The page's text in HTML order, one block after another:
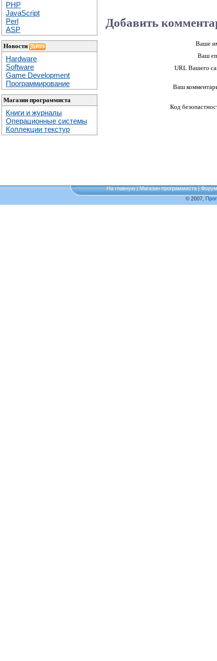
PHP
JavaScript
Perl
ASP
Новости
Hardware
Software
Game Development
Программирование
Магазин программиста
Книги и журналы
Операционные системы
Коллекции текстур
Добавить
Ваше
Ваш
URL Вашего
Ваш
Код
На главную|Магазин программиста|Форум
© 2007,